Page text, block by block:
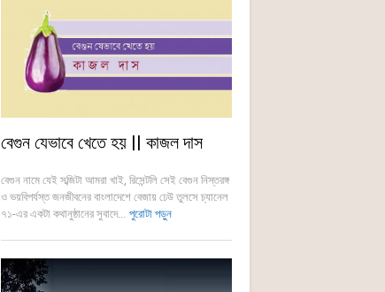
বেগুন যেভাবে খেতে হয় || কাজল দাস
বেগুন নামে যেই সব্জিটা আমরা খাই, রিসেন্টলি সেই বেগুন নিস্তরঙ্গ
ও ভয়বিপর্যস্ত জনজীবনের বাংলাদেশে বেজায় ঢেউ তুলসে চ্যানেল
৭১-এর একটা কথানুষ্ঠানের সুবাদে... পুরোটা পড়ুন